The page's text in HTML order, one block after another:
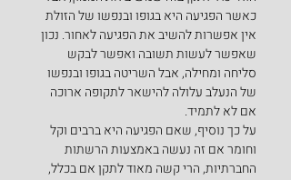
כאשר הפגיעה היא בגופו ובנפשו של הזולת
אין אפשרות להשיב את הפגיעה לאחור. נכון
שאפשר לעשות תשובה ואפשר לבקש
סליחה ומחילה, אבל השריטה בגופו ובנפשו
של הנעלב עלולה להישאר לתקופה ארוכה
אם לא לתמיד.
על כך נוסיף, שאם הפגיעה היא ברבים וקל
וחומר אם זה נעשה באמצעות הרשתות
החברתיות, הרי קשה מאוד לתקן אם בכלל,